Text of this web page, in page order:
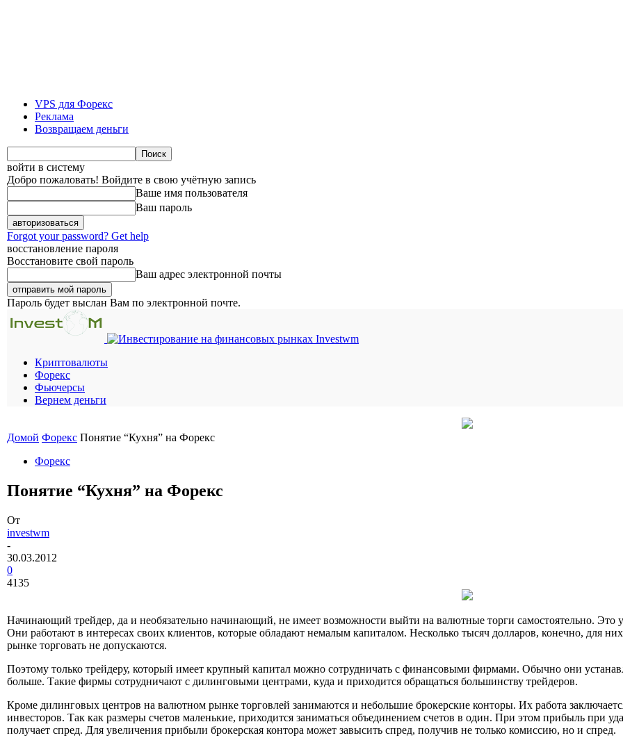
VPS для Форекс
Реклама
Возвращаем деньги
войти в систему
Добро пожаловать! Войдите в свою учётную запись
Ваше имя пользователя
Ваш пароль
Forgot your password? Get help
восстановление пароля
Восстановите свой пароль
Ваш адрес электронной почты
Пароль будет выслан Вам по электронной почте.
Investwm
Криптовалюты
Форекс
Фьючерсы
Вернем деньги
Домой Форекс Понятие “Кухня” на Форекс
Форекс
Понятие “Кухня” на Форекс
От
investwm
-
30.03.2012
0
4135
Начинающий трейдер, да и необязательно начинающий, не имеет возможности выйти на валютные торги самостоятельно.
Они работают в интересах своих клиентов, которые обладают немалым капиталом. Несколько тысяч долларов, конечно, для
рынке торговать не допускаются.
Поэтому только трейдеру, который имеет крупный капитал можно сотрудничать с финансовыми фирмами. Обычно они
больше. Такие фирмы сотрудничают с дилинговыми центрами, куда и приходится обращаться большинству трейдеров.
Кроме дилинговых центров на валютном рынке торговлей занимаются и небольшие брокерские конторы. Их работа
инвесторов. Так как размеры счетов маленькие, приходится заниматься объединением счетов в один. При этом прибыль при
получает спред. Для увеличения прибыли брокерская контора может завысить спред, получив не только комиссию, но и спред.